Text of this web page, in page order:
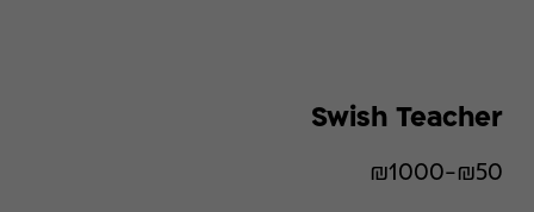
Swish Teacher
₪50-₪1000